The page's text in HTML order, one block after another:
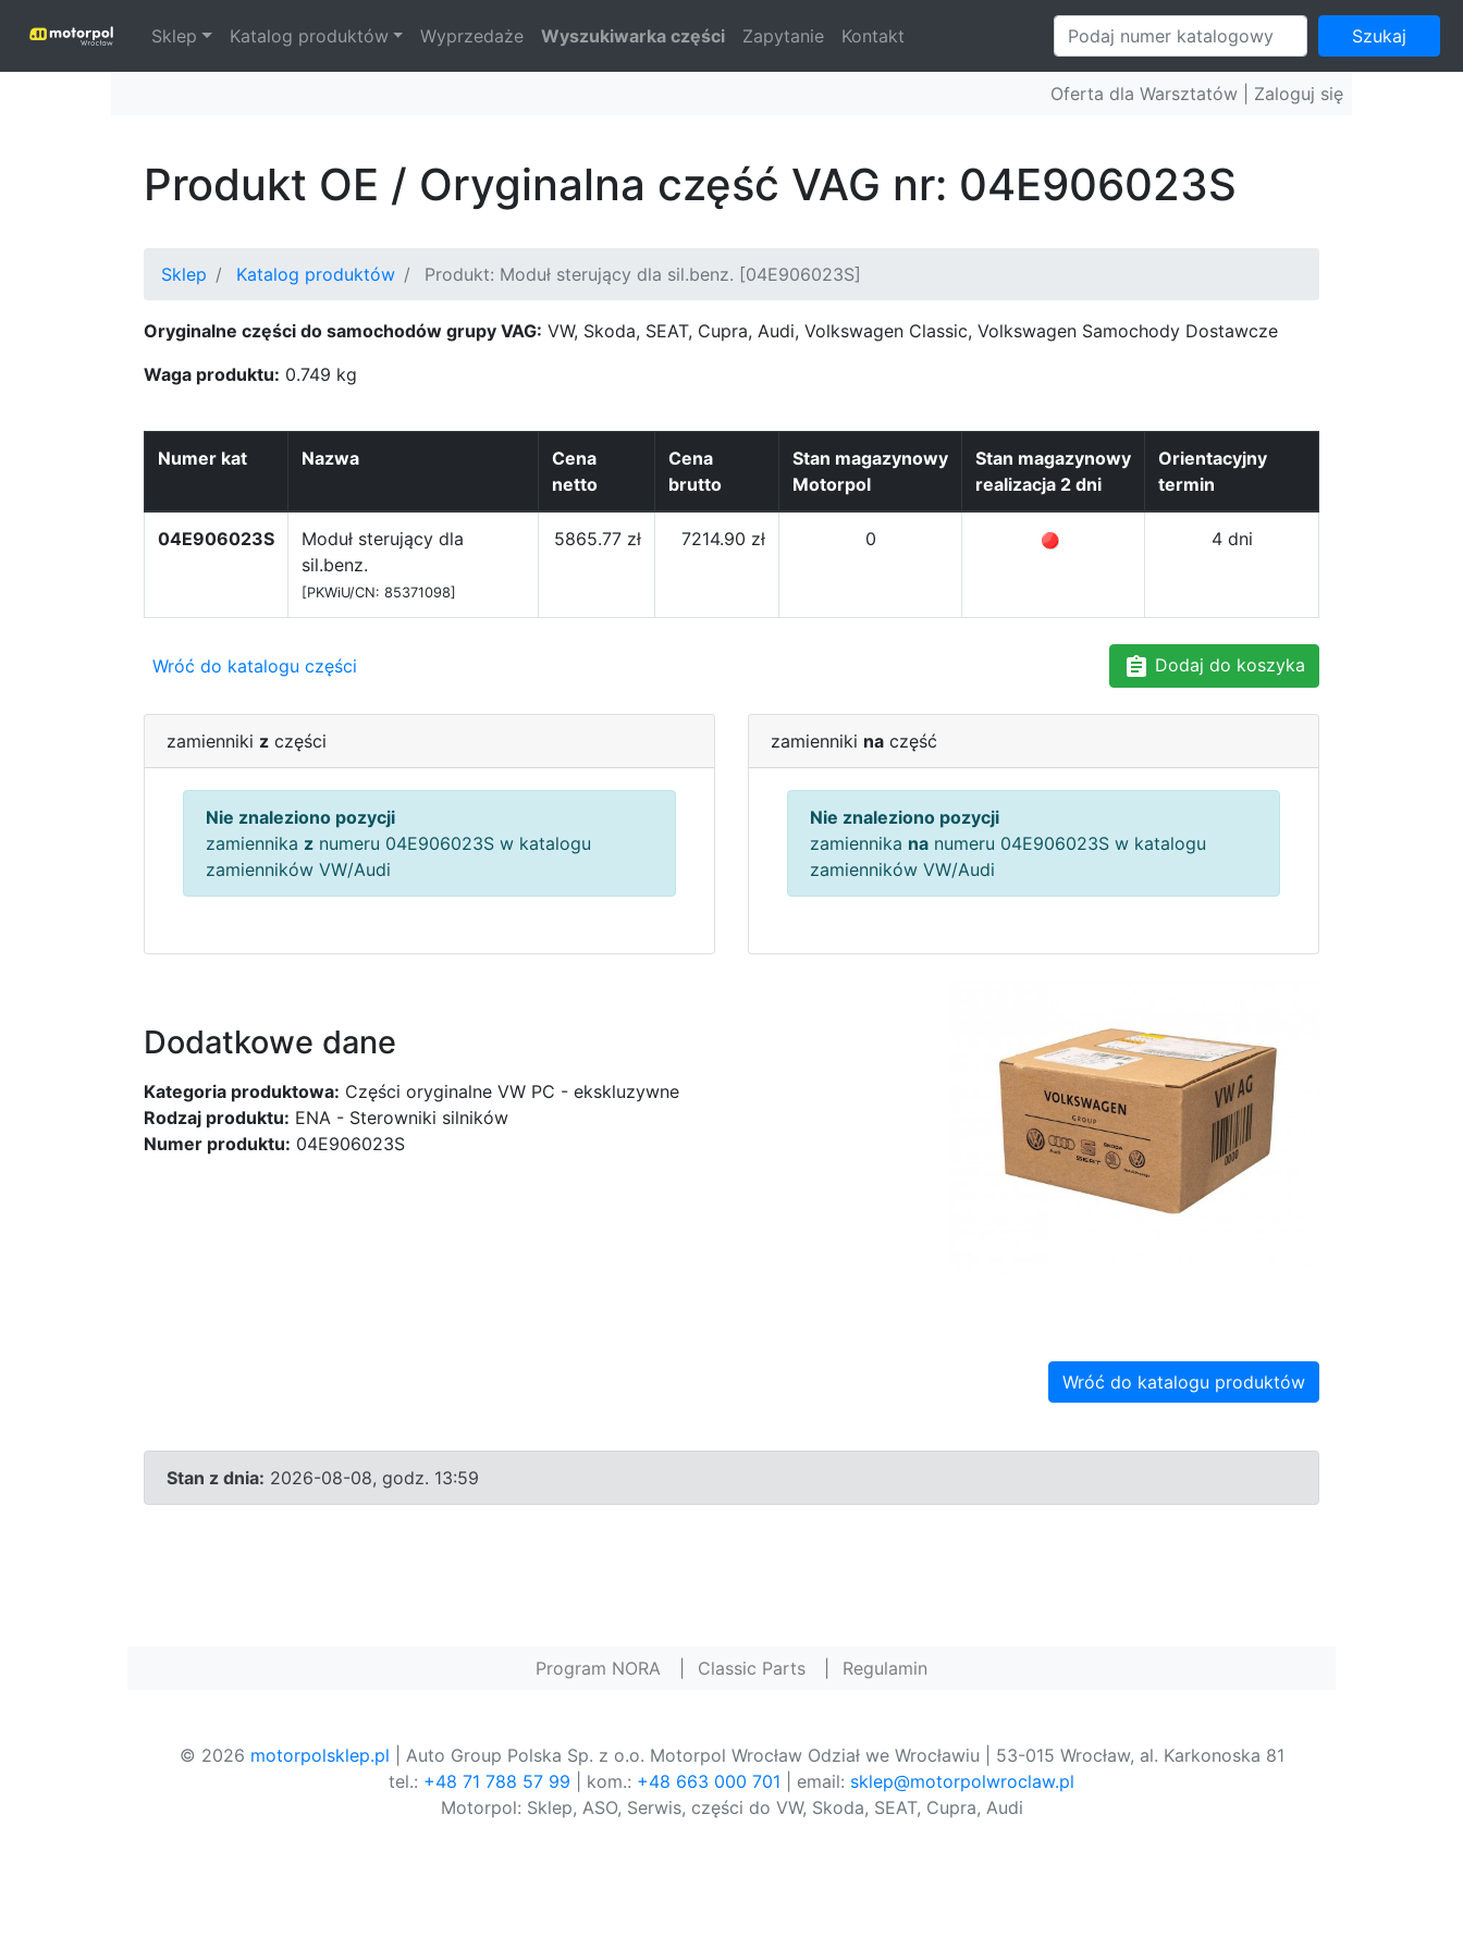
Sklep Katalog produktów Wyprzedaże Wyszukiwarka części Zapytanie Kontakt Szukaj
Oferta dla Warsztatów | Zaloguj się
Produkt OE / Oryginalna część VAG nr: 04E906023S
Sklep Katalog produktów Produkt: Moduł sterujący dla sil.benz. [04E906023S]
Oryginalne części do samochodów grupy VAG: VW, Skoda, SEAT, Cupra, Audi, Volkswagen Classic, Volkswagen Samochody Dostawcze
Waga produktu: 0.749 kg
Numer kat Nazwa
Cena
netto
Cena
brutto
Stan magazynowy
Motorpol
Stan magazynowy
realizacja 2 dni
Orientacyjny
termin
04E906023S
Moduł sterujący dla
sil.benz.
[PKWiU/CN: 85371098]
5865.77 zł 7214.90 zł 0 4 dni
Wróć do katalogu części Dodaj do koszyka
zamienniki z części
Nie znaleziono pozycji
zamiennika z numeru 04E906023S w katalogu
zamienników VW/Audi
zamienniki na część
Nie znaleziono pozycji
zamiennika na numeru 04E906023S w katalogu
zamienników VW/Audi
Dodatkowe dane
Kategoria produktowa: Części oryginalne VW PC - ekskluzywne
Rodzaj produktu: ENA - Sterowniki silników
Numer produktu: 04E906023S
Wróć do katalogu produktów
Stan z dnia: 2026-08-08, godz. 13:59
Program NORA Classic Parts Regulamin
© 2026 motorpolsklep.pl | Auto Group Polska Sp. z o.o. Motorpol Wrocław Odział we Wrocławiu | 53-015 Wrocław, al. Karkonoska 81
tel.: +48 71 788 57 99 | kom.: +48 663 000 701 | email: sklep@motorpolwroclaw.pl
Motorpol: Sklep, ASO, Serwis, części do VW, Skoda, SEAT, Cupra, Audi